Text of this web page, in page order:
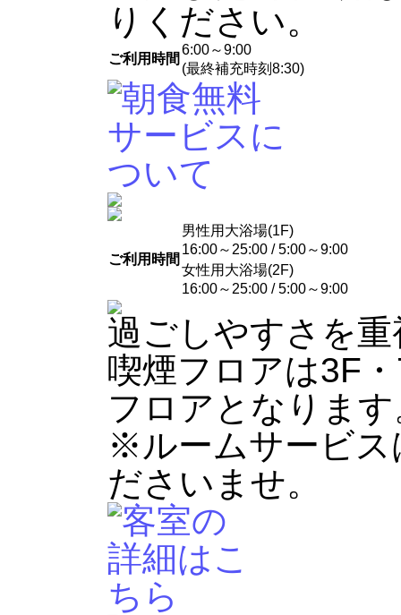
りください。
ご利用時間
6:00～9:00
(最終補充時刻8:30)
ご利用時間
男性用大浴場(1F)
16:00～25:00 / 5:00～9:00
女性用大浴場(2F)
16:00～25:00 / 5:00～9:00
過ごしやすさを
喫煙フロアは3F
フロアとなりま
※ルームサービス
ださいませ。